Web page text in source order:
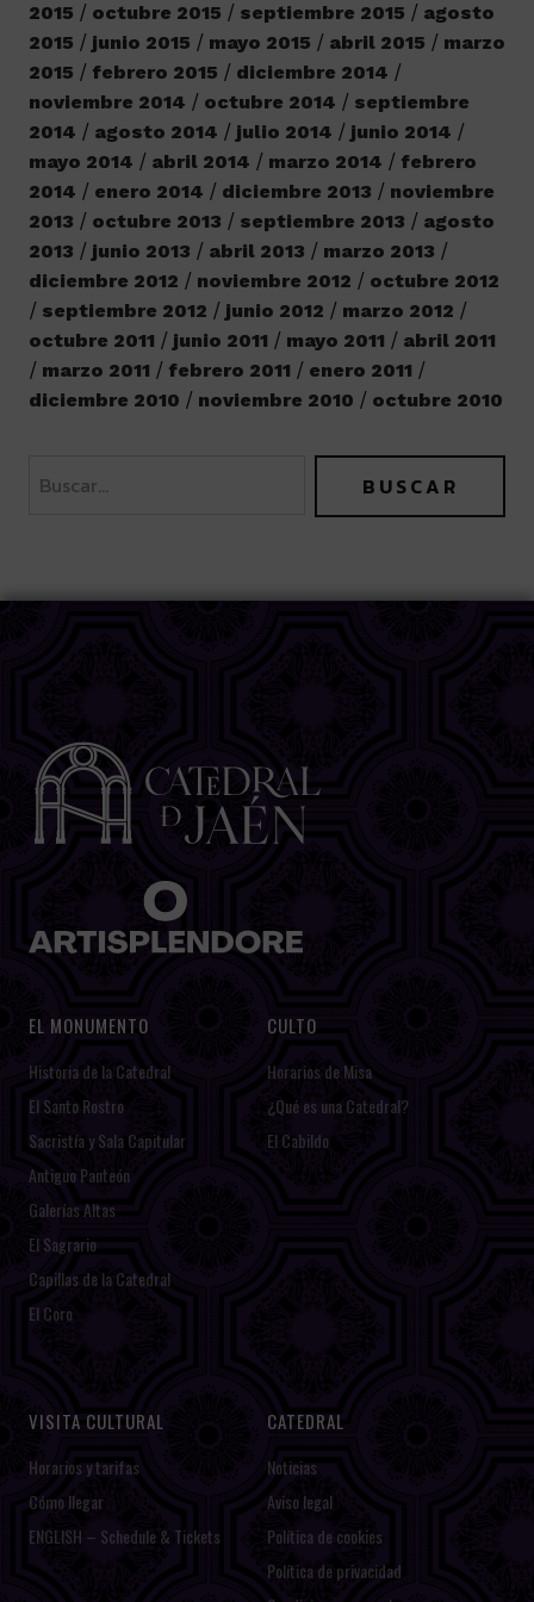
2015
octubre 2015 septiembre 2015
agosto
2015
junio 2015 mayo 2015 abril 2015
marzo
2015
febrero 2015
diciembre 2014
noviembre 2014
octubre 2014
septiembre
2014
agosto 2014 julio 2014
junio 2014
mayo 2014
abril 2014 marzo 2014
febrero
2014
enero 2014 diciembre 2013
noviembre
2013
octubre 2013 septiembre 2013
agosto
2013
junio 2013 abril 2013
marzo 2013
diciembre 2012
noviembre 2012
octubre 2012
septiembre 2012
junio 2012
marzo 2012
octubre 2011
junio 2011 mayo 2011
abril 2011
marzo 2011
febrero 2011
enero 2011
diciembre 2010
noviembre 2010 octubre 2010
EL MONUMENTO
Historia de la Catedral
El Santo Rostro
Sacristía y Sala Capitular
Antiguo Panteón
Galerías Altas
El Sagrario
Capillas de la Catedral
El Coro
CULTO
Horarios de Misa
¿Qué es una Catedral?
El Cabildo
VISITA CULTURAL
Horarios y tarifas
Cómo llegar
ENGLISH – Schedule & Tickets
CATEDRAL
Noticias
Aviso legal
Política de cookies
Política de privacidad